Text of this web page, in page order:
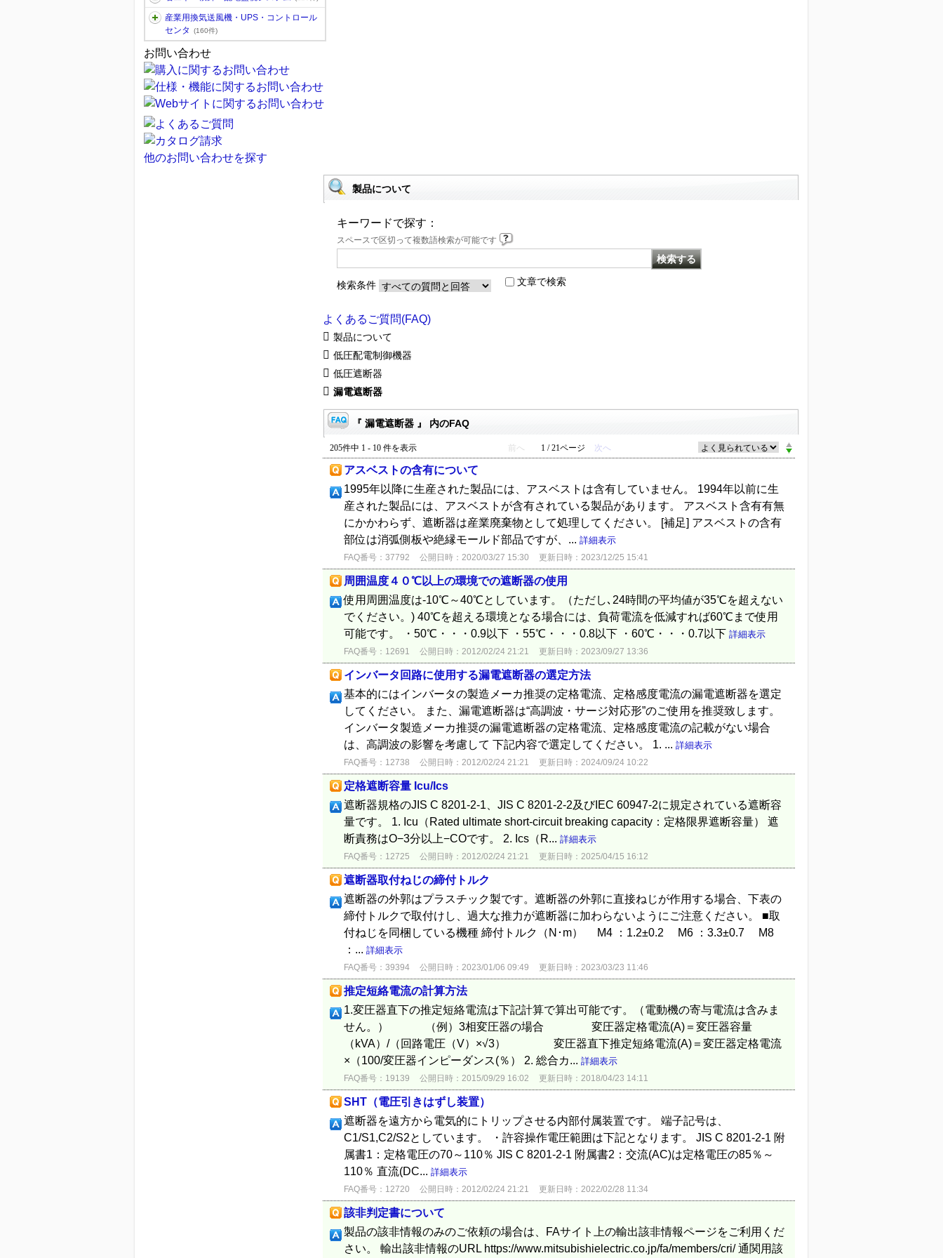
産業用換気送風機・UPS・コントロール
センタ
(160件)
お問い合わせ
他のお問い合わせを探す
製品について
キーワードで探す：
スペースで区切って複数語検索が可能です
検索条件 文章で検索
よくあるご質問(FAQ)
製品について
低圧配電制御機器
低圧遮断器
漏電遮断器
『 漏電遮断器 』 内のFAQ
205件中 1 - 10 件を表示 前へ 1 / 21ページ 次へ
アスベストの含有について
1995年以降に生産された製品には、アスベストは含有していません。 1994年以前に生
産された製品には、アスベストが含有されている製品があります。 アスベスト含有有無
にかかわらず、遮断器は産業廃棄物として処理してください。 [補足] アスベストの含有
部位は消弧側板や絶縁モールド部品ですが、... 詳細表示
FAQ番号：37792 公開日時：2020/03/27 15:30 更新日時：2023/12/25 15:41
周囲温度４０℃以上の環境での遮断器の使用
使用周囲温度は-10℃～40℃としています。（ただし､24時間の平均値が35℃を超えない
でください。) 40℃を超える環境となる場合には、負荷電流を低減すれば60℃まで使用
可能です。 ・50℃・・・0.9以下 ・55℃・・・0.8以下 ・60℃・・・0.7以下 詳細表示
FAQ番号：12691 公開日時：2012/02/24 21:21 更新日時：2023/09/27 13:36
インバータ回路に使用する漏電遮断器の選定方法
基本的にはインバータの製造メーカ推奨の定格電流、定格感度電流の漏電遮断器を選定
してください。 また、漏電遮断器は“高調波・サージ対応形”のご使用を推奨致します。
インバータ製造メーカ推奨の漏電遮断器の定格電流、定格感度電流の記載がない場合
は、高調波の影響を考慮して 下記内容で選定してください。 1. ... 詳細表示
FAQ番号：12738 公開日時：2012/02/24 21:21 更新日時：2024/09/24 10:22
定格遮断容量 Icu/Ics
遮断器規格のJIS C 8201-2-1、JIS C 8201-2-2及びIEC 60947-2に規定されている遮断容
量です。 1. Icu（Rated ultimate short-circuit breaking capacity：定格限界遮断容量） 遮
断責務はO−3分以上−COです。 2. Ics（R... 詳細表示
FAQ番号：12725 公開日時：2012/02/24 21:21 更新日時：2025/04/15 16:12
遮断器取付ねじの締付トルク
遮断器の外郭はプラスチック製です。遮断器の外郭に直接ねじが作用する場合、下表の
締付トルクで取付けし、過大な推力が遮断器に加わらないようにご注意ください。 ■取
付ねじを同梱している機種 締付トルク（N･m） M4 ：1.2±0.2 M6 ：3.3±0.7 M8
：... 詳細表示
FAQ番号：39394 公開日時：2023/01/06 09:49 更新日時：2023/03/23 11:46
推定短絡電流の計算方法
1.変圧器直下の推定短絡電流は下記計算で算出可能です。（電動機の寄与電流は含みま
せん。） （例）3相変圧器の場合 変圧器定格電流(A)＝変圧器容量
（kVA）/（回路電圧（V）×√3） 変圧器直下推定短絡電流(A)＝変圧器定格電流
×（100/変圧器インピーダンス(％） 2. 総合カ... 詳細表示
FAQ番号：19139 公開日時：2015/09/29 16:02 更新日時：2018/04/23 14:11
SHT（電圧引きはずし装置）
遮断器を遠方から電気的にトリップさせる内部付属装置です。 端子記号は、
C1/S1,C2/S2としています。 ・許容操作電圧範囲は下記となります。 JIS C 8201-2-1 附
属書1：定格電圧の70～110％ JIS C 8201-2-1 附属書2：交流(AC)は定格電圧の85％～
110％ 直流(DC... 詳細表示
FAQ番号：12720 公開日時：2012/02/24 21:21 更新日時：2022/02/28 11:34
該非判定書について
製品の該非情報のみのご依頼の場合は、FAサイト上の輸出該非情報ページをご利用くだ
さい。 輸出該非情報のURL https://www.mitsubishielectric.co.jp/fa/members/cri/ 通関用該